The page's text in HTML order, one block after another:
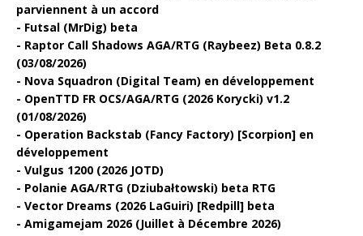
parviennent à un accord
Futsal (MrDig) beta
Raptor Call Shadows AGA/RTG (Raybeez) Beta 0.8.2
(03/08/2026)
Nova Squadron (Digital Team) en développement
OpenTTD FR OCS/AGA/RTG (2026 Korycki) v1.2
(01/08/2026)
Operation Backstab (Fancy Factory) [Scorpion] en
développement
Vulgus 1200 (2026 JOTD)
Polanie AGA/RTG (Dziubałtowski) beta RTG
Vector Dreams (2026 LaGuiri) [Redpill] beta
Amigamejam 2026 (Juillet à Décembre 2026)